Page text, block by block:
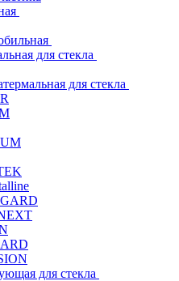
для стекла
для стекла
для стекла